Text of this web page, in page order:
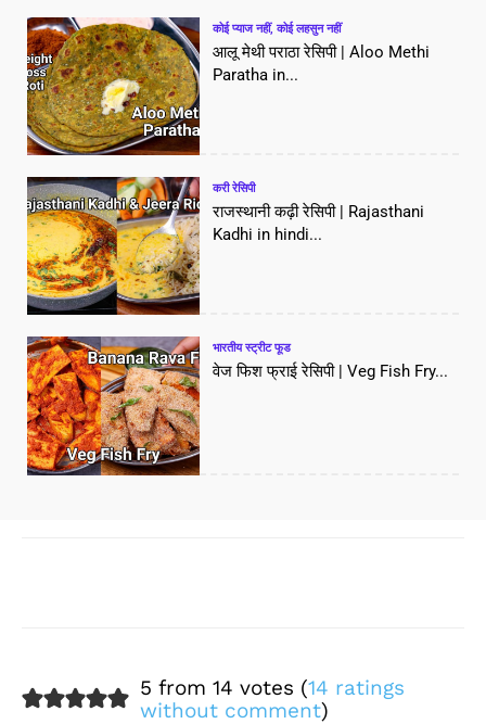
कोई प्याज नहीं, कोई लहसुन नहीं
आलू मेथी पराठा रेसिपी | Aloo Methi
Paratha in...
करी रेसिपी
राजस्थानी कढ़ी रेसिपी | Rajasthani
Kadhi in hindi...
भारतीय स्ट्रीट फूड
वेज फिश फ्राई रेसिपी | Veg Fish Fry...
5 from 14 votes (14 ratings
without comment)